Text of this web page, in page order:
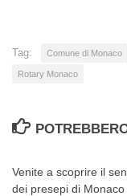
Tag: Comune di Monaco
Rotary Monaco
Venite a scoprire il
dei presepi di Monaco